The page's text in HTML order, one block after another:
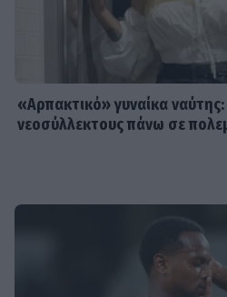
«Αρπακτικό» γυναίκα
νεοσύλλεκτους πάνω σε